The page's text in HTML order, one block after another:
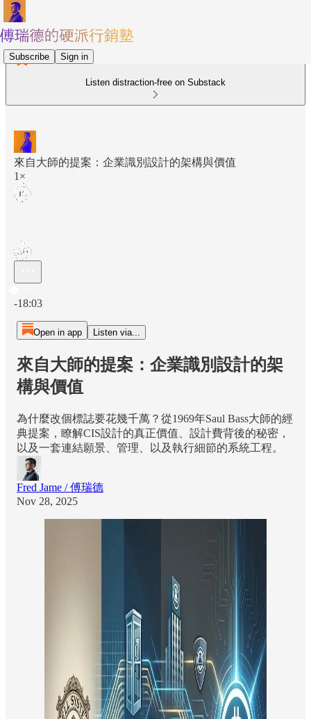
Subscribe Sign in
Listen distraction-free on Substack
來自大師的提案：企業識別設計的架構與價值
1×
-18:03
Open in app Listen via...
來自大師的提案：企業識別設計的架
構與價值
為什麼改個標誌要花幾千萬？從1969年Saul Bass大師的經
典提案，瞭解CIS設計的真正價值、設計費背後的秘密，
以及一套連結願景、管理、以及執行細節的系統工程。
Fred Jame / 傅瑞德
Nov 28, 2025